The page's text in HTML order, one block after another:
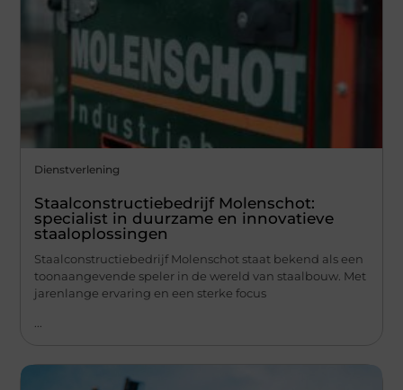
Dienstverlening
Staalconstructiebedrijf Molenschot:
specialist in duurzame en innovatieve
staaloplossingen
Staalconstructiebedrijf Molenschot staat bekend als een
toonaangevende speler in de wereld van staalbouw. Met
jarenlange ervaring en een sterke focus
...